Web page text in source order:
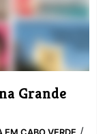
Grande